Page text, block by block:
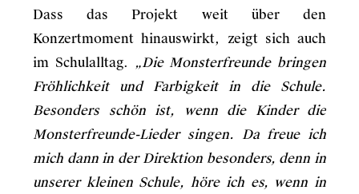
Dass das Projekt weit über den
Konzertmoment hinauswirkt, zeigt sich auch
im Schulalltag. „Die Monsterfreunde bringen
Fröhlichkeit und Farbigkeit in die Schule.
Besonders schön ist, wenn die Kinder die
Monsterfreunde-Lieder singen. Da freue ich
mich dann in der Direktion besonders, denn in
unserer kleinen Schule, höre ich es, wenn in